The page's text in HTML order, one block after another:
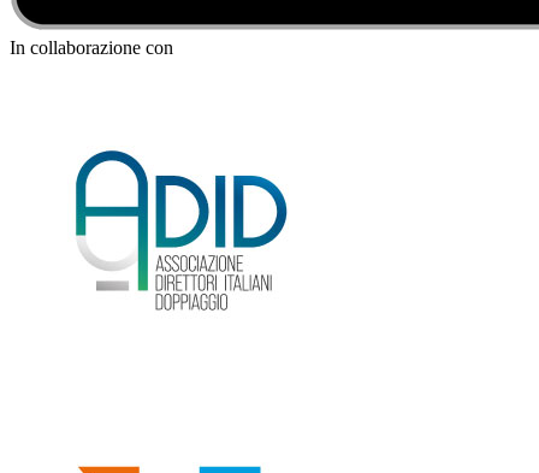
In collaborazione con